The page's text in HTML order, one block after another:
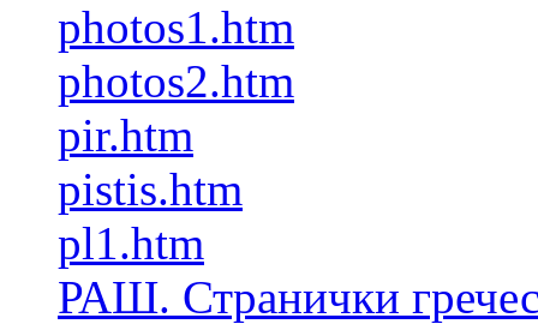
photos1.htm
photos2.htm
pir.htm
pistis.htm
pl1.htm
РАШ. Странички